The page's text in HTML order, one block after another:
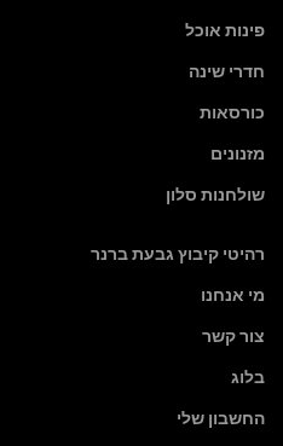
פינות אוכל
חדרי שינה
כורסאות
מזנונים
שולחנות סלון
רהיטי קיבוץ גבעת ברנר
מי אנחנו
צור קשר
בלוג
החשבון שלי